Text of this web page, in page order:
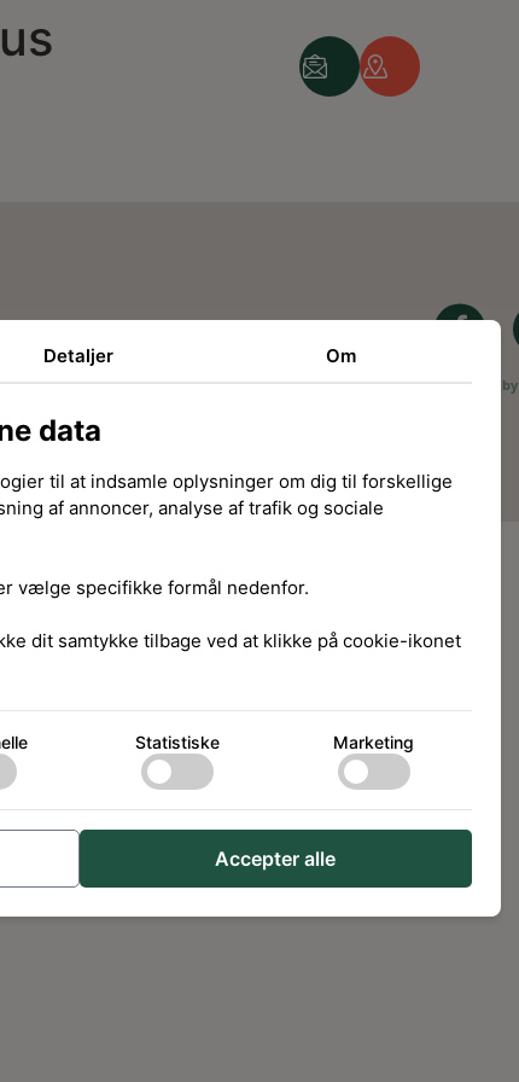
Website by
Detaljer Om
data
til at indsamle oplysninger om dig til forskellige
af annoncer, analyse af trafik og sociale
vælge specifikke formål nedenfor.
dit samtykke tilbage ved at klikke på cookie-ikonet
Statistiske Marketing
Accepter alle